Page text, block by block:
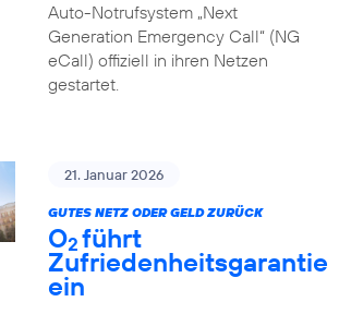
Auto-Notrufsystem „Next
Generation Emergency Call“ (NG
eCall) offiziell in ihren Netzen
gestartet.
21. Januar 2026
GUTES NETZ ODER GELD ZURÜCK
O2führt
Zufriedenheitsgarantie
ein